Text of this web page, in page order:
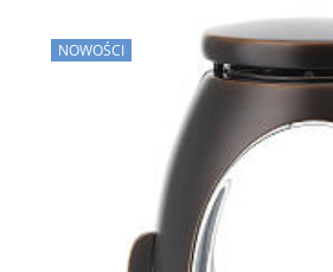
NOWOŚCI